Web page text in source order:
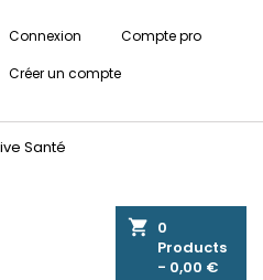
Connexion
Créer un compte
Compte pro
shopping_cart 0
Products
- 0,00 €